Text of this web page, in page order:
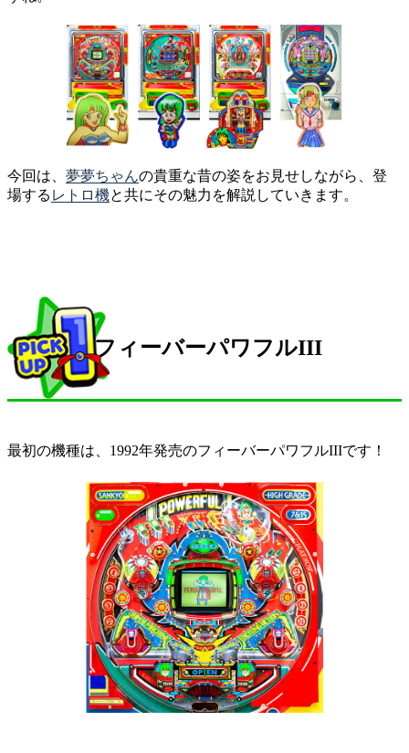
今回は、夢夢ちゃんの貴重な昔の姿をお見せしながら、登
場する レトロ機と共にその魅力を解説していきます。
フィーバーパワフルIII
最初の機種は、1992年発売のフィーバーパワフルIIIです！